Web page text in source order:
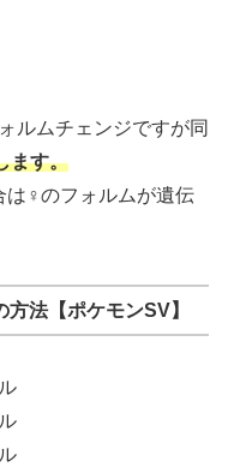
ルムチェンジですが同
ます。
は♀のフォルムが遺伝
法【ポケモンSV】